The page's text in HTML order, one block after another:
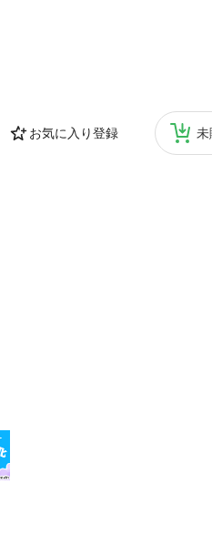
お気に入り登録 未